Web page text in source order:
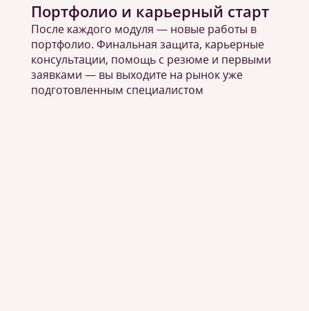
Портфолио и карьерный старт
После каждого модуля — новые работы в
портфолио. Финальная защита, карьерные
консультации, помощь с резюме и первыми
заявками — вы выходите на рынок уже
подготовленным специалистом